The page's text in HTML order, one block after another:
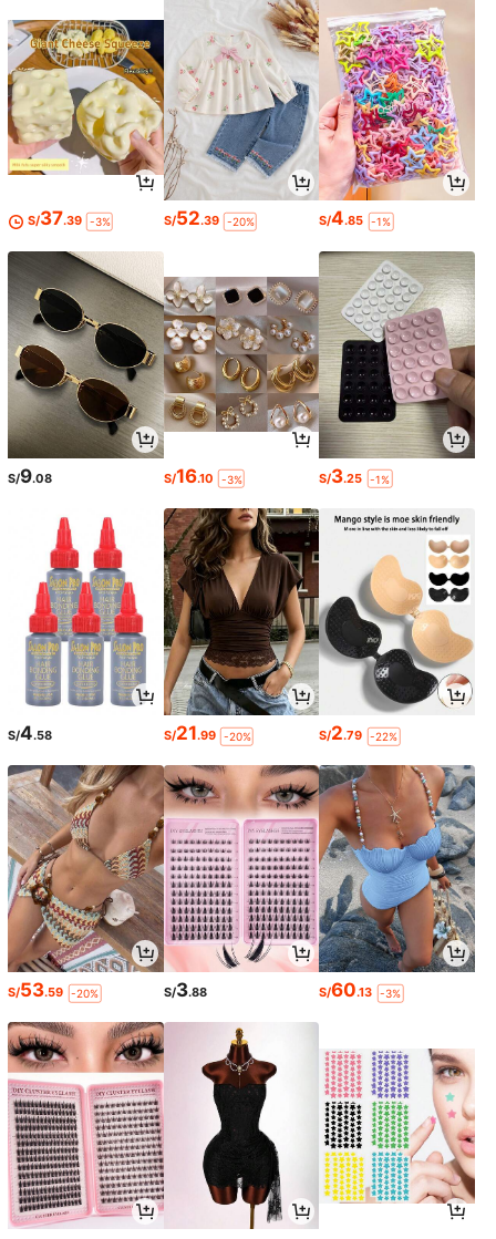
S/37.39 -3% S/52.39 -20% S/4.85 -1%
S/9.08 S/16.10 -3% S/3.25 -1%
S/4.58 S/21.99 -20% S/2.79 -22%
S/53.59 -20% S/3.88 S/60.13 -3%